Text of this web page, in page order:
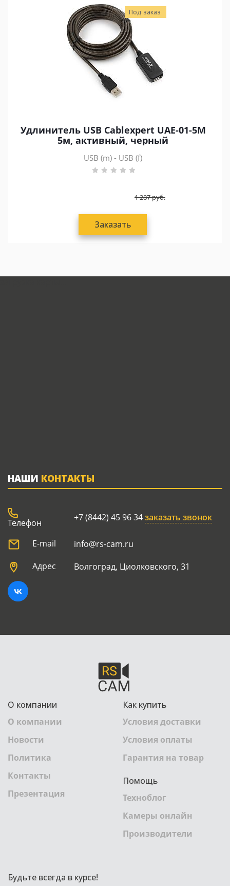
Под заказ
Удлинитель USB Cablexpert UAE-01-5M
5м, активный, черный
USB (m) - USB (f)
1 287руб.
Заказать
НАШИ КОНТАКТЫ
Телефон +7 (8442) 45 96 34заказать звонок
E-mail
info@rs-cam.ru
Адрес
Волгоград, Циолковского, 31
О компании
О компании
Новости
Политика
Контакты
Презентация
Как купить
Условия доставки
Условия оплаты
Гарантия на товар
Помощь
Техноблог
Камеры онлайн
Производители
Будьте всегда в курсе!